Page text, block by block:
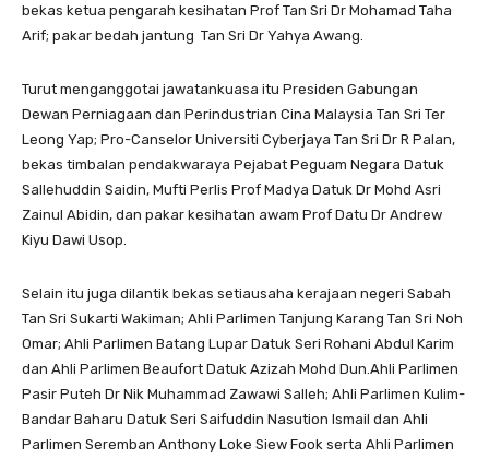
bekas ketua pengarah kesihatan Prof Tan Sri Dr Mohamad Taha
Arif; pakar bedah jantung Tan Sri Dr Yahya Awang.
Turut menganggotai jawatankuasa itu Presiden Gabungan
Dewan Perniagaan dan Perindustrian Cina Malaysia Tan Sri Ter
Leong Yap; Pro-Canselor Universiti Cyberjaya Tan Sri Dr R Palan,
bekas timbalan pendakwaraya Pejabat Peguam Negara Datuk
Sallehuddin Saidin, Mufti Perlis Prof Madya Datuk Dr Mohd Asri
Zainul Abidin, dan pakar kesihatan awam Prof Datu Dr Andrew
Kiyu Dawi Usop.
Selain itu juga dilantik bekas setiausaha kerajaan negeri Sabah
Tan Sri Sukarti Wakiman; Ahli Parlimen Tanjung Karang Tan Sri Noh
Omar; Ahli Parlimen Batang Lupar Datuk Seri Rohani Abdul Karim
dan Ahli Parlimen Beaufort Datuk Azizah Mohd Dun.Ahli Parlimen
Pasir Puteh Dr Nik Muhammad Zawawi Salleh; Ahli Parlimen Kulim-
Bandar Baharu Datuk Seri Saifuddin Nasution Ismail dan Ahli
Parlimen Seremban Anthony Loke Siew Fook serta Ahli Parlimen